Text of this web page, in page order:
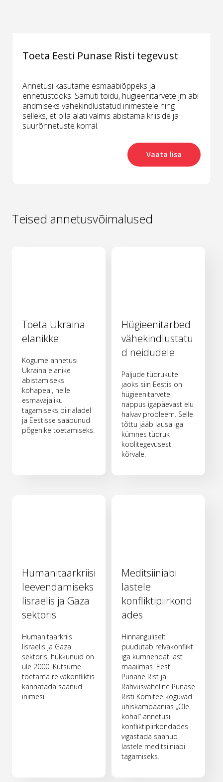
Toeta Eesti Punase Risti tegevust
Annetusi kasutame esmaabiõppeks ja
ennetustööks. Samuti toidu, hügieenitarvete jm abi
andmiseks vähekindlustatud inimestele ning
selleks, et olla alati valmis abistama kriiside ja
suurõnnetuste korral.
Vaata lisa
Teised annetusvõimalused
Toeta Ukraina
elanikke
Kogume annetusi
Ukraina elanike
abistamiseks
kohapeal, neile
esmavajaliku
tagamiseks piirialadel
ja Eestisse saabunud
põgenike toetamiseks.
Hügieenitarbed
vähekindlustatu
d neidudele
Paljude tüdrukute
jaoks siin Eestis on
hügieenitarvete
nappus igapäevast elu
halvav probleem. Selle
tõttu jääb lausa iga
kümnes tüdruk
koolitegevusest
kõrvale.
Humanitaarkriisi
leevendamiseks
Iisraelis ja Gaza
sektoris
Humanitaarkriis
Iisraelis ja Gaza
sektoris, hukkunuid on
üle 2000. Kutsume
toetama relvakonfliktis
kannatada saanud
inimesi.
Meditsiiniabi
lastele
konfliktipiirkond
ades
Hinnanguliselt
puudutab relvakonflikt
iga kümnendat last
maailmas. Eesti
Punane Rist ja
Rahvusvaheline Punase
Risti Komitee koguvad
ühiskampaanias „Ole
kohal“ annetusi
konfliktipiirkondades
vigastada saanud
lastele meditsiiniabi
tagamiseks.